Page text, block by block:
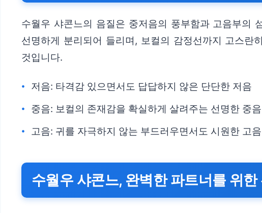
수월우 샤콘느의 음질은 중저음의 풍부함과 고음부의
선명하게 분리되어 들리며, 보컬의 감정선까지 고스
것입니다.
저음: 타격감 있으면서도 답답하지 않은 단단한 저음
중음: 보컬의 존재감을 확실하게 살려주는 선명한 중음
고음: 귀를 자극하지 않는 부드러우면서도 시원한 고음
수월우 샤콘느, 완벽한 파트너를 위한